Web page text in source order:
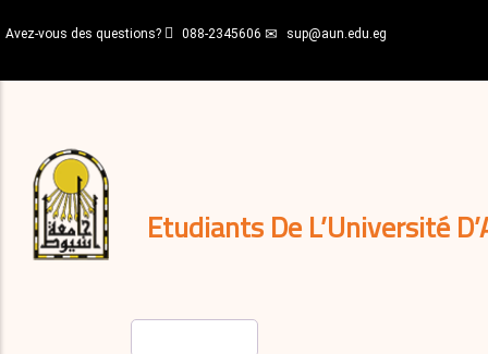
au
principal
Avez-vous des questions? 088-2345606 sup@aun.edu.eg
Etudiants De L’Université
décisions
Expatriés
Journal